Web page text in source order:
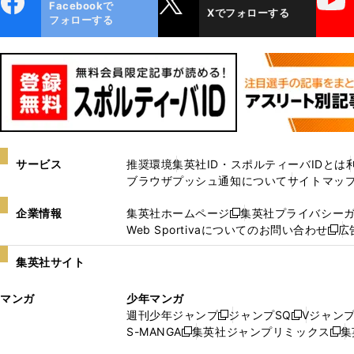
ok
Facebookで
フォローする
Xでフォローする
サービス 推奨環境集英社ID・スポルティーバIDとは
ブラウザプッシュ通知についてサイトマッ
企業情報 集英社ホームページ
新
し
い
ド
ウ
集英社プライバシー
Web Sportivaについてのお問い合わせ
新
し
ン
ド
広
集英社サイト
マンガ
少年マンガ
週刊少年ジャンプ
新
し
ジャンプSQ
新
し
Vジャン
S-MANGA
新
集英社ジャンプリミックス
新
集